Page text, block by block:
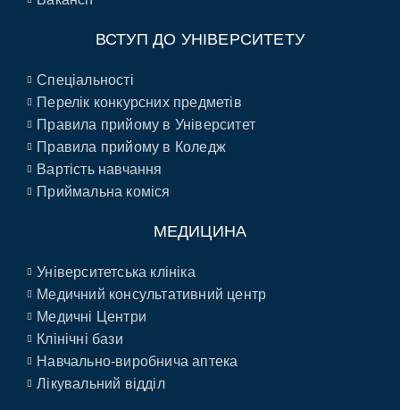
ВСТУП ДО УНІВЕРСИТЕТУ
Спеціальності
Перелік конкурсних предметів
Правила прийому в Університет
Правила прийому в Коледж
Вартість навчання
Приймальна коміся
МЕДИЦИНА
Університетська клініка
Медичний консультативний центр
Медичні Центри
Клінічні бази
Навчально-виробнича аптека
Лікувальний відділ